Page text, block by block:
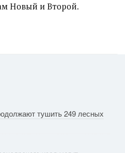
Новый и Второй.
тушить 249 лесных